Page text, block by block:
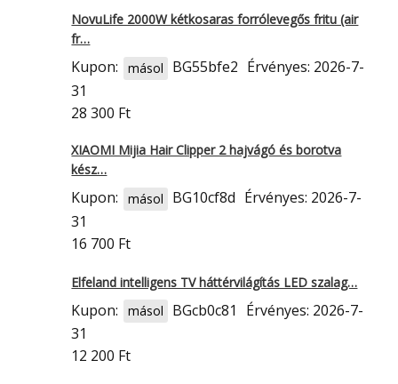
NovuLife 2000W kétkosaras forrólevegős fritu (air
fr…
Kupon: másol BG55bfe2 Érvényes: 2026-7-
31
28 300 Ft
XIAOMI Mijia Hair Clipper 2 hajvágó és borotva
kész…
Kupon: másol BG10cf8d Érvényes: 2026-7-
31
16 700 Ft
Elfeland intelligens TV háttérvilágítás LED szalag…
Kupon: másol BGcb0c81
Érvényes: 2026-7-
31
12 200 Ft